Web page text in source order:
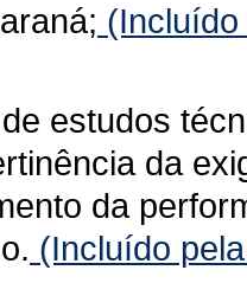
estudos
da
da
(Incluído